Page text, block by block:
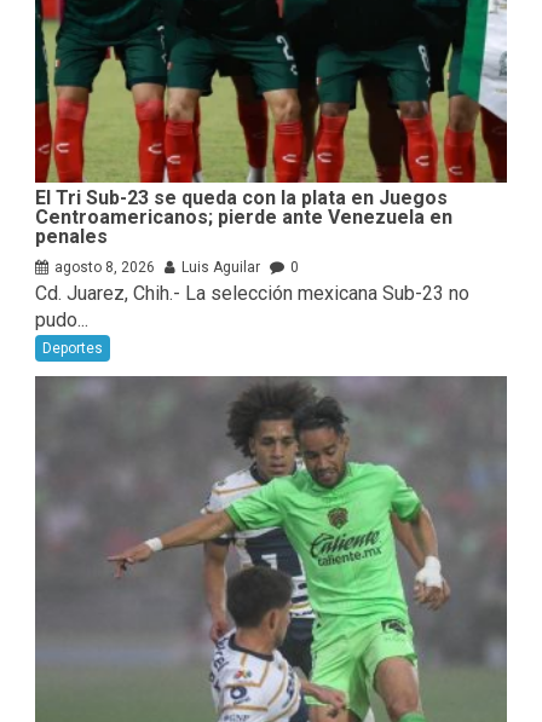
El Tri Sub-23 se queda con la plata en Juegos
Centroamericanos; pierde ante Venezuela en
penales
agosto 8, 2026 Luis Aguilar 0
Cd. Juarez, Chih.- La selección mexicana Sub-23 no
pudo...
Deportes